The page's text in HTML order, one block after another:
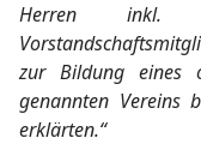
Herren inkl.
zur Bildung eines
genannten Vereins
erklärten.“